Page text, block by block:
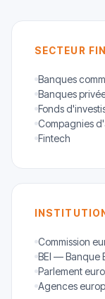
SECTEUR
Banques
Banques
Fonds
Compagnies
Fintech
Commission
BEI — Banque
Parlement
Agences